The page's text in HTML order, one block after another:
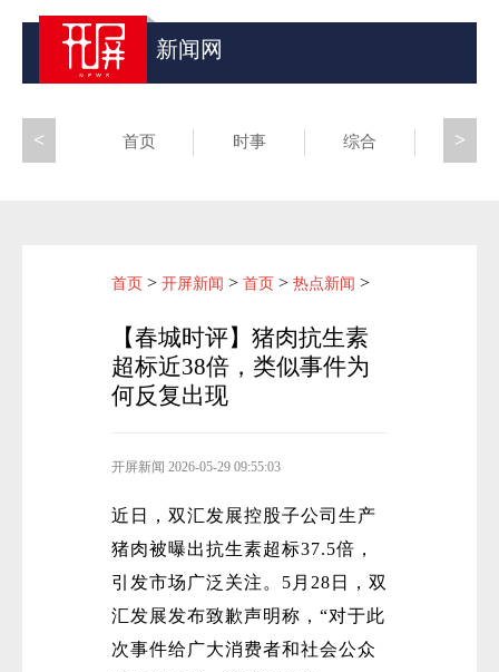
新闻网
首页 时事 综合 昆滇
>
<
首页 > 开屏新闻 > 首页 > 热点新闻 >
【春城时评】猪肉抗生素
超标近38倍，类似事件为
何反复出现
开屏新闻 2026-05-29 09:55:03
近日，双汇发展控股子公司生产
猪肉被曝出抗生素超标37.5倍，
引发市场广泛关注。5月28日，双
汇发展发布致歉声明称，“对于此
次事件给广大消费者和社会公众